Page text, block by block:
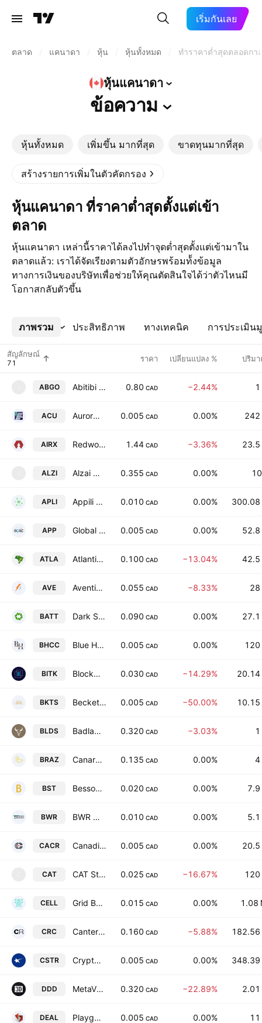
เริ่มกันเลย
ตลาด แคนาดา หุ้น หุ้นทั้งหมด ทำราคาต่ำสุดตลอดกา
หุ้นแคนาดา
ข้อความ
หุ้นทั้งหมด เพิ่มขึ้น มากที่สุด ขาดทุนมากที่สุด
สร้างรายการเพิ่มในตัวคัดกรอง
หุ้นแคนาดา ที่ราคาต่ำสุดตั้งแต่เข้า
ตลาด
หุ้นแคนาดา เหล่านี้ราคาได้ลงไปทำจุดต่ำสุดตั้งแต่เข้ามาใน
ตลาดแล้ว: เราได้จัดเรียงตามตัวอักษรพร้อมท้้งข้อมูล
ทางการเงินของบริษัทเพื่อช่วยให้คุณตัดสินใจได้ว่าตัวไหนมี
โอกาสกลับตัวขึ้น
ภาพรวม ประสิทธิภาพ ทางเทคนิค การประเมิน
เพิ่มเติม
สัญลักษณ์ ราคา เปลี่ยนแปลง % ปริม
ABGO Abitibi Greenstone Gold Corp. Class A 0.80 CAD −2.44% 1
ACU Aurora Solar Technologies, Inc. 0.005 CAD 0.00% 242
AIRX Redwood AI Corp. 1.44 CAD −3.36% 23.5
ALZI Alzai Health Corp. 0.355 CAD 0.00%
APLI Appili Therapeutics Inc Class A 0.010 CAD 0.00% 300.08
APP Global Compliance Applications Corp 0.005 CAD 0.00% 52.8
ATLA Atlantico Energy Metals Corp 0.100 CAD −13.04% 42.5
AVE Aventis Energy Inc 0.055 CAD −8.33% 28
BATT Dark Star Minerals, Inc. 0.090 CAD 0.00% 27.1
BHCC Blue Horizon Global Capital Corp. 0.005 CAD 0.00% 120
BITK BlockchainK2 Corp. 0.030 CAD −14.29% 20.14
BKTS Beckett's Inc. 0.005 CAD −50.00% 10.15
BLDS Badlands Resources Inc 0.320 CAD −3.03% 1
BRAZ Canary Gold Corp. 0.135 CAD 0.00% 4
BST Bessor Minerals Inc. 0.020 CAD 0.00% 7.9
BWR BWR Exploration Inc. 0.010 CAD 0.00% 5.1
CACR Canadian Chrome Company Inc. 0.005 CAD 0.00% 20.5
CAT CAT Strategic Metals Corporation 0.025 CAD −16.67% 120
CELL Grid Battery Metals Inc 0.015 CAD 0.00% 1.08
CRC Canter Resources Corp 0.160 CAD −5.88% 182.56
CSTR CryptoStar Corp. 0.005 CAD 0.00% 348.39
DDD MetaVista3D, Inc. 0.320 CAD −22.89% 2.01
DEAL Playgon Games, Inc. 0.005 CAD 0.00% 11